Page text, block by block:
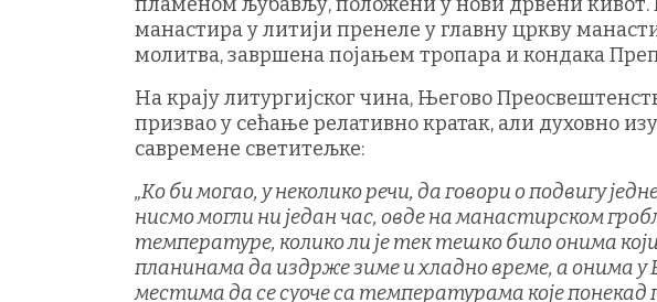
манастира у литији пренеле у главну цркву
молитва, завршена појањем тропара и кондака
На крају литургијског чина, Његово
призвао у сећање релативно кратак, али духовно
савремене светитељке:
„Ко би могао, у неколико речи, да говори о подвигу
нисмо могли ни један час, овде на манастирском
температуре, колико ли је тек тешко било онима
планинама да издрже зиме и хладно време, а онима у
местима да се суоче са температурама које понекад